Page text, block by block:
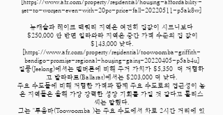
https://www.afr.com/property/residential/housing-affordability-
set-to-worsen-even-with-20pc-price-fall-20220511-p5ak8w]
뉴캐슬과 레이크 맥쿼리 지역은 여전히 집값이 시드니보다
$250,000 싼 반면 일라와라 지역은 중간 가격 수준의 집 값이
$143,000 낮다.
https://www.afr.com/property/residential/toowoomba-griffith-
bendigo-promise-regional-housing-gains-20220405-p5ab4u]
질롱(Jeelong)에서는 멜버른에 비해 주거 가치가 $5,350 더 저렴하
고 발라라트(Ballarat)에서는 $203,000 더 낮다.
주요 수도들에 비해 저렴한 가격과 함께 주요 수도로의 접근성이 높
은 지역들은 올해 가장 강력한 성장 기회를 가질 것 같다고 롤리스
씨는 말했다.
그는 "투움바(Toowoomba )는 주요 수도에서 차로 2시간 거리에 있